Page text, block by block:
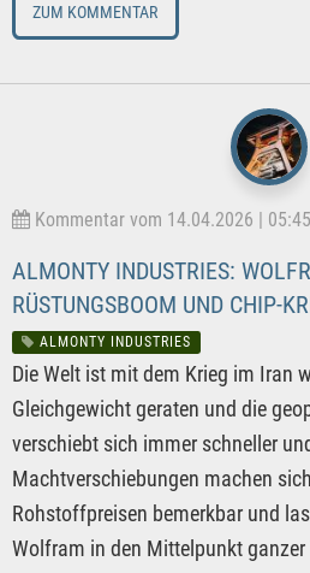
ZUM KOMMENTAR
Kommentar vom 14.04.2026 | 05:45
ALMONTY INDUSTRIES:
RÜSTUNGSBOOM UND CHIP-
ALMONTY INDUSTRIES
Die Welt ist mit dem Krieg im Iran
Gleichgewicht geraten und die
verschiebt sich immer schneller
Machtverschiebungen machen
Rohstoffpreisen bemerkbar und
Wolfram in den Mittelpunkt